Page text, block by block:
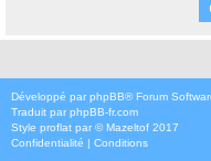
Développé par phpBB® Forum
Traduit par phpBB-fr.com
Style proflat par ©Mazeltof 2017
Confidentialité | Conditions